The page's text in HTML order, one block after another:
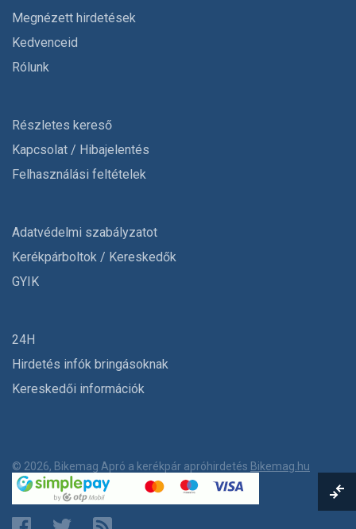
Megnézett hirdetések
Kedvenceid
Rólunk
Részletes kereső
Kapcsolat / Hibajelentés
Felhasználási feltételek
Adatvédelmi szabályzatot
Kerékpárboltok / Kereskedők
GYIK
24H
Hirdetés infók bringásoknak
Kereskedői információk
© 2026, Bikemag Apró a kerékpár apróhirdetés Bikemag.hu